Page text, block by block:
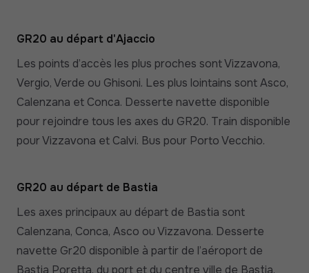
GR20 au départ d'Ajaccio
Les points d’accès les plus proches sont Vizzavona,
Vergio, Verde ou Ghisoni. Les plus lointains sont Asco,
Calenzana et Conca. Desserte navette disponible
pour rejoindre tous les axes du GR20. Train disponible
pour Vizzavona et Calvi. Bus pour Porto Vecchio.
GR20 au départ de Bastia
Les axes principaux au départ de Bastia sont
Calenzana, Conca, Asco ou Vizzavona. Desserte
navette Gr20 disponible à partir de l’aéroport de
Bastia Poretta, du port et du centre ville de Bastia.